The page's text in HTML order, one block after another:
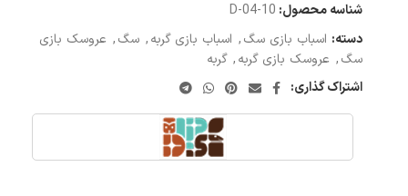
شناسه محصول: D-04-10
دسته: اسباب بازی سگ, اسباب بازی گربه, سگ, عروسک بازی
سگ, عروسک بازی گربه, گربه
اشتراک گذاری: